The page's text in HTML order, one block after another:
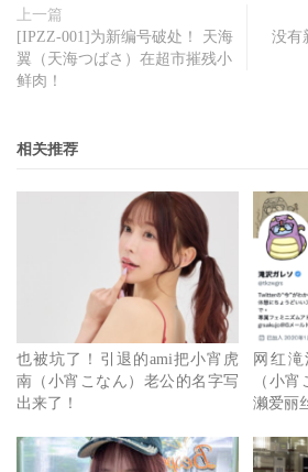
上一篇
[IPZZ-001]为新编号破处！ 天海
翼（天海つばさ）在超市摧残小
鲜肉！
没有
相关推荐
也被坑了！引退的ami把小宵虎
南（小宵こなん）老公的名字写
出来了！
网红
（小
濑爱丽